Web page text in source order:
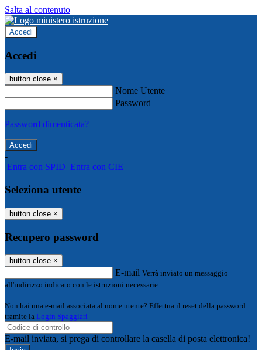
Salta al contenuto
Accedi
Accedi
button close ×
Nome Utente
Password
Password dimenticata?
-
Entra con SPID Entra con CIE
Seleziona utente
button close ×
Recupero password
button close ×
E-mail Verrà inviato un messaggio
all'indirizzo indicato con le istruzioni necessarie.
Non hai una e-mail associata al nome utente? Effettua il reset della password
tramite la Login Spaggiari
E-mail inviata, si prega di controllare la casella di posta elettronica!